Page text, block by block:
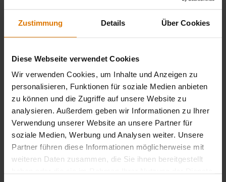
Zustimmung Details Über Cookies
Diese Webseite verwendet Cookies
Wir verwenden Cookies, um Inhalte und Anzeigen zu
personalisieren, Funktionen für soziale Medien anbieten
zu können und die Zugriffe auf unsere Website zu
analysieren. Außerdem geben wir Informationen zu Ihrer
Verwendung unserer Website an unsere Partner für
soziale Medien, Werbung und Analysen weiter. Unsere
Partner führen diese Informationen möglicherweise mit
weiteren Daten zusammen, die Sie ihnen bereitgestellt
Sei perfekt vorbereitet
Empfohlenes Zubehör
Performer
Deluxe GBS –
Holzkohlegrill
Ø 57 cm